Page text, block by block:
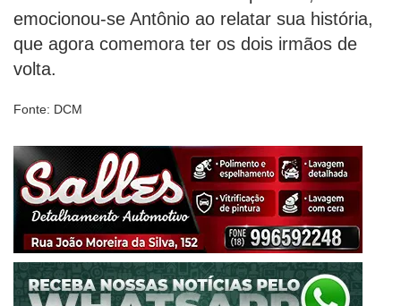
emocionou-se Antônio ao relatar sua história,
que agora comemora ter os dois irmãos de
volta.
Fonte: DCM